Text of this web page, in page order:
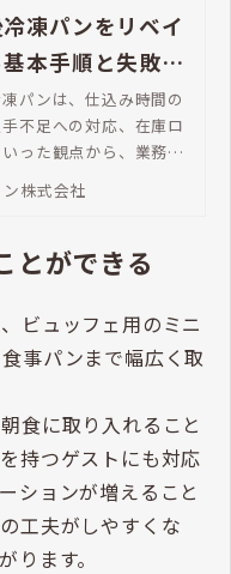
凍パンをリベイ
本手順と失敗し
パンは、仕込み時間の
不足への対応、在庫ロ
った観点から、業務用
導入が進んでいます。
は、業務用で焼成後冷
、解凍方法や基本的な
手順、品質を安定させる
ントを解説します。
株式会社
とができる
ビュッフェ用のミニ
事パンまで幅広く取
食に取り入れること
持つゲストにも対応
ションが増えること
工夫がしやすくな
ります。